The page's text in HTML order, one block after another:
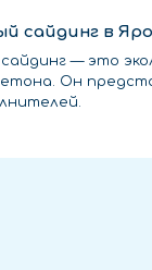
сайдинг в
— это
Он